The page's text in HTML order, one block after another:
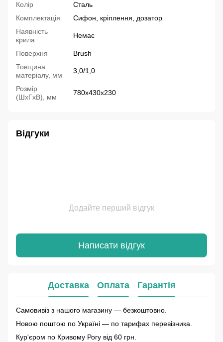
Колір
Сталь
Комплектація
Сифон, кріплення, дозатор
Наявність
крила
Немає
Поверхня
Brush
Товщина
матеріалу, мм
3,0/1,0
Розмір
(ШхГхВ), мм
780х430х230
Відгуки
Додайте перший відгук
Написати відгук
Доставка Оплата Гарантія
Самовивіз з нашого магазину — безкоштовно.
Новою поштою по Україні — по тарифах перевізника.
Кур'єром по Кривому Рогу від 60 грн.